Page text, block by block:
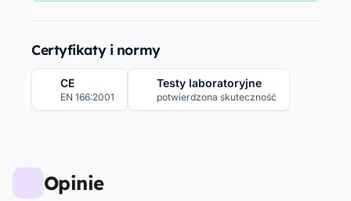
Certyfikaty i normy
CE
EN 166:2001
Testy laboratoryjne
potwierdzona skuteczność
Opinie